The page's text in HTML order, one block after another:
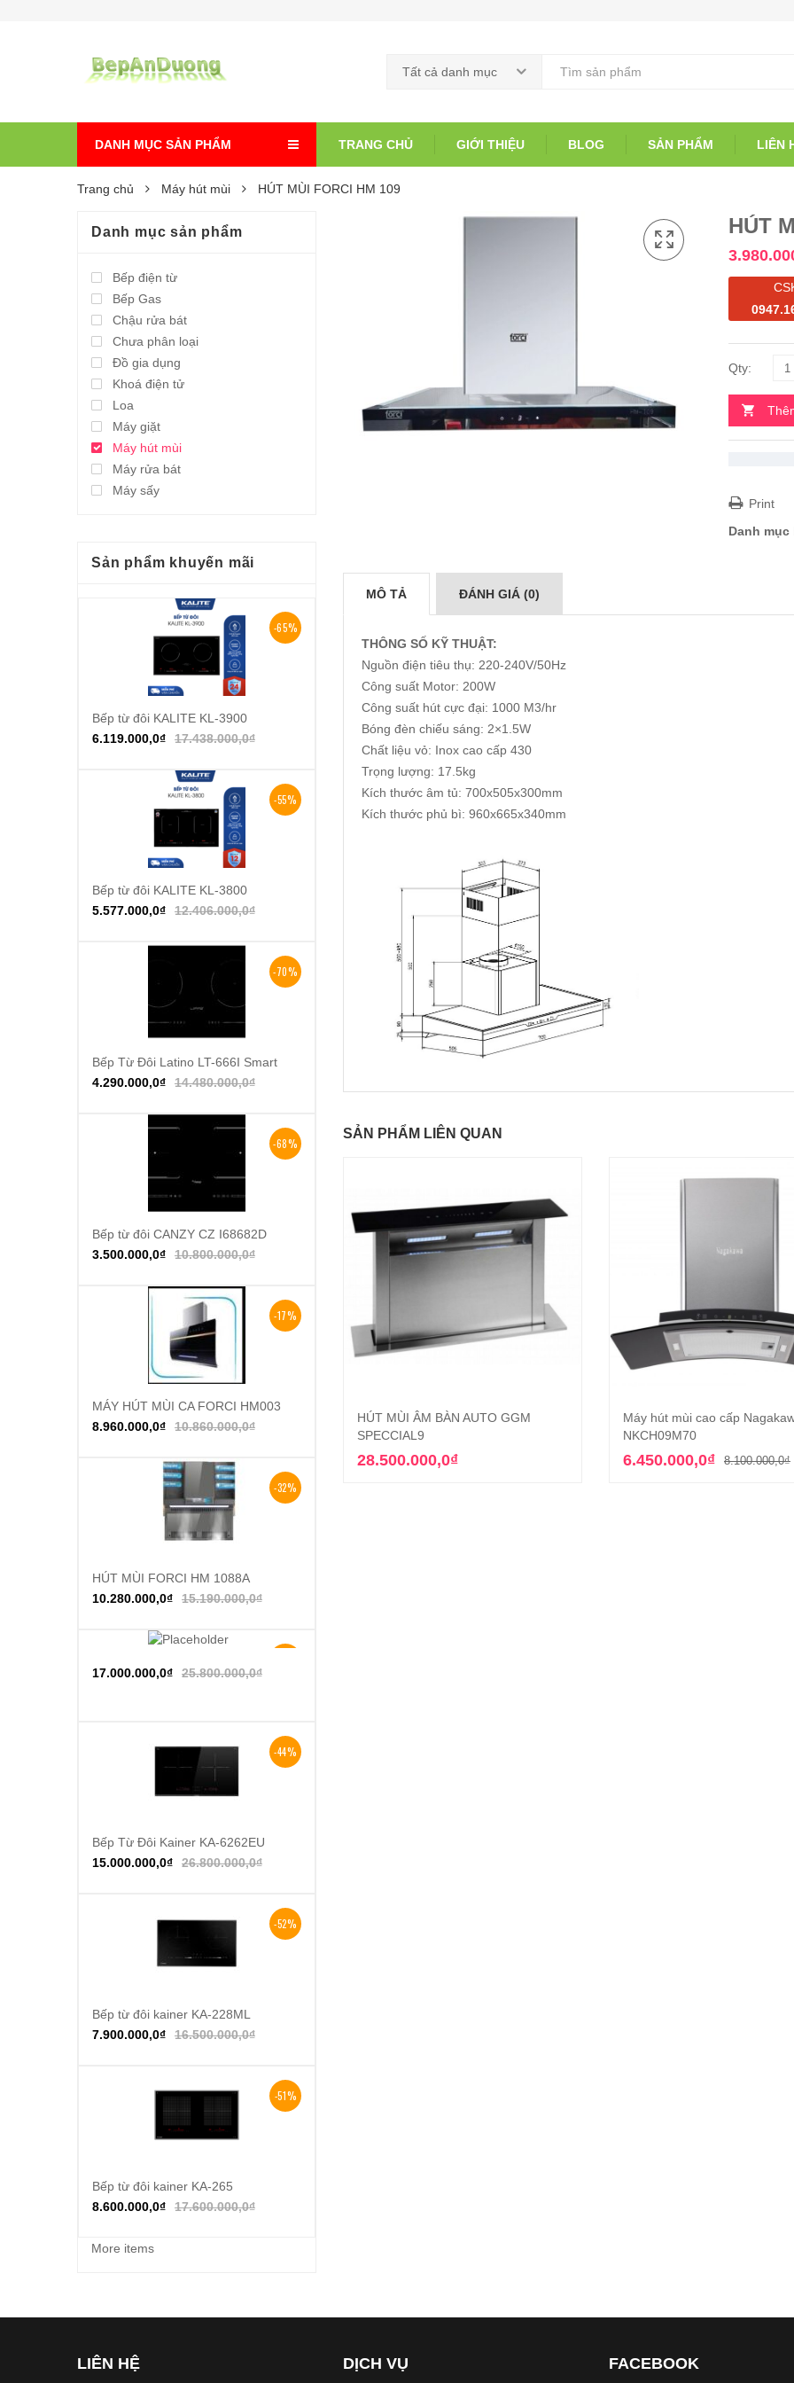
Tất cả danh mục
DANH MỤC SẢN PHẨM TRANG CHỦ GIỚI THIỆU BLOG SẢN PHẨM LIÊN
Trang chủ Máy hút mùi HÚT MÙI FORCI HM 109
HÚT
Print
Danh mục
MÔ TẢ ĐÁNH GIÁ (0)
THÔNG SỐ KỸ THUẬT:
Nguồn điện tiêu thụ: 220-240V/50Hz
Công suất Motor: 200W
Công suất hút cực đại: 1000 M3/hr
Bóng đèn chiếu sáng: 2×1.5W
Chất liệu vỏ: Inox cao cấp 430
Trọng lượng: 17.5kg
Kích thước âm tủ: 700x505x300mm
Kích thước phủ bì: 960x665x340mm
SẢN PHẨM LIÊN QUAN
Thêm vào giỏ hàng
HÚT MÙI ÂM BÀN AUTO GGM
SPECCIAL9
28.500.000,0₫
Thêm vào giỏ
Máy hút mùi cao cấp
NKCH09M70
8.100.000,0₫
6.450.000,0₫
Danh mục sản phẩm
Bếp điện từ
Bếp Gas
Chậu rửa bát
Chưa phân loại
Đồ gia dụng
Khoá điện tử
Loa
Máy giặt
Máy hút mùi
Máy rửa bát
Máy sấy
Sản phẩm khuyến mãi
-65%
Thêm vào giỏ hàng
Bếp từ đôi KALITE KL-3900
17.438.000,0₫
6.119.000,0₫
-55%
Thêm vào giỏ hàng
Bếp từ đôi KALITE KL-3800
12.406.000,0₫
5.577.000,0₫
-70%
Thêm vào giỏ hàng
Bếp Từ Đôi Latino LT-666I Smart
14.480.000,0₫
4.290.000,0₫
-68%
Thêm vào giỏ hàng
Bếp từ đôi CANZY CZ I68682D
10.800.000,0₫
3.500.000,0₫
-17%
Thêm vào giỏ hàng
MÁY HÚT MÙI CA FORCI HM003
10.860.000,0₫
8.960.000,0₫
-32%
Thêm vào giỏ hàng
HÚT MÙI FORCI HM 1088A
15.190.000,0₫
10.280.000,0₫
Thêm vào giỏ hàng
25.800.000,0₫
17.000.000,0₫
-44%
Thêm vào giỏ hàng
Bếp Từ Đôi Kainer KA-6262EU
26.800.000,0₫
15.000.000,0₫
-52%
Thêm vào giỏ hàng
Bếp từ đôi kainer KA-228ML
16.500.000,0₫
7.900.000,0₫
-51%
Thêm vào giỏ hàng
Bếp từ đôi kainer KA-265
17.600.000,0₫
8.600.000,0₫
More items
LIÊN HỆ DỊCH VỤ FACEBOOK